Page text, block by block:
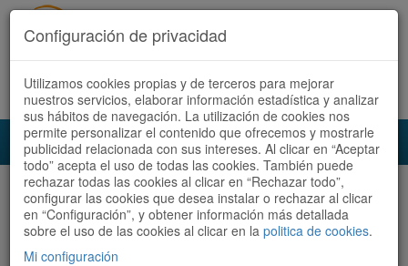
Acceder Registrate ahora Español | Català
Audioruta Todas las rutas
Todas las rutas
Ordenar por: Más recientes /
Configuración de privacidad
Utilizamos cookies propias y de terceros para mejorar
nuestros servicios, elaborar información estadística y analizar
sus hábitos de navegación. La utilización de cookies nos
permite personalizar el contenido que ofrecemos y mostrarle
publicidad relacionada con sus intereses. Al clicar en “Aceptar
todo” acepta el uso de todas las cookies. También puede
rechazar todas las cookies al clicar en “Rechazar todo”,
configurar las cookies que desea instalar o rechazar al clicar
en “Configuración”, y obtener información más detallada
sobre el uso de las cookies al clicar en la politica de cookies.
Mi configuración